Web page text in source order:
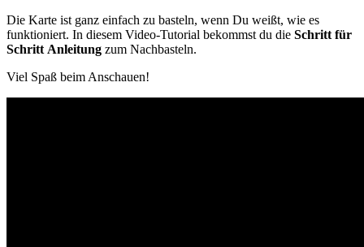
Die Karte ist ganz einfach zu basteln, wenn Du weißt, wie es
funktioniert. In diesem Video-Tutorial bekommst du die Schritt für
Schritt Anleitung zum Nachbasteln.
Viel Spaß beim Anschauen!